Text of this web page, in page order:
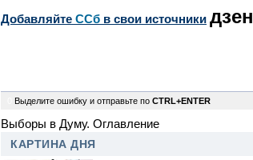
Добавляйте CСб в свои источники дзен
Выделите ошибку и отправьте по CTRL+ENTER
Выборы в Думу. Оглавление
КАРТИНА ДНЯ